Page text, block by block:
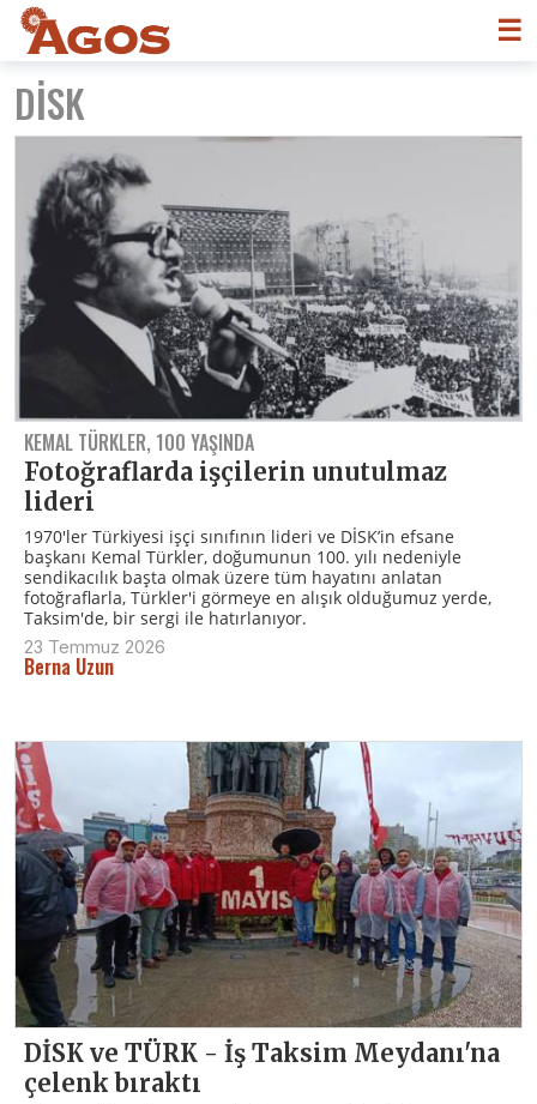
☰
DİSK
KEMAL TÜRKLER, 100 YAŞINDA
Fotoğraflarda işçilerin unutulmaz
lideri
1970'ler Türkiyesi işçi sınıfının lideri ve DİSK’in efsane
başkanı Kemal Türkler, doğumunun 100. yılı nedeniyle
sendikacılık başta olmak üzere tüm hayatını anlatan
fotoğraflarla, Türkler'i görmeye en alışık olduğumuz yerde,
Taksim'de, bir sergi ile hatırlanıyor.
23 Temmuz 2026
Berna Uzun
DİSK ve TÜRK - İş Taksim Meydanı'na
çelenk bıraktı